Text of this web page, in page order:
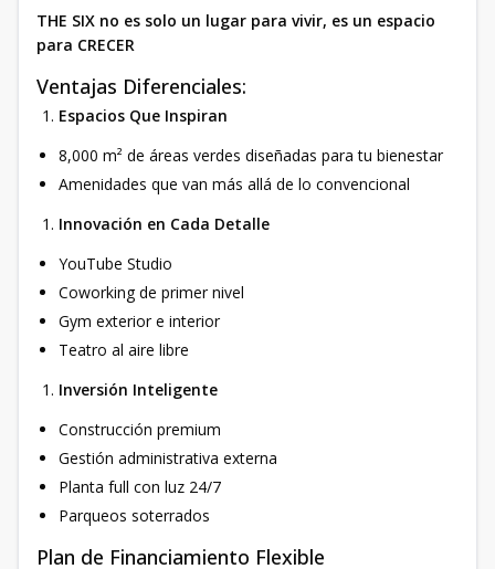
THE SIX no es solo un lugar para vivir, es un espacio
para CRECER
Ventajas Diferenciales:
Espacios Que Inspiran
8,000 m² de áreas verdes diseñadas para tu bienestar
Amenidades que van más allá de lo convencional
Innovación en Cada Detalle
YouTube Studio
Coworking de primer nivel
Gym exterior e interior
Teatro al aire libre
Inversión Inteligente
Construcción premium
Gestión administrativa externa
Planta full con luz 24/7
Parqueos soterrados
Plan de Financiamiento Flexible